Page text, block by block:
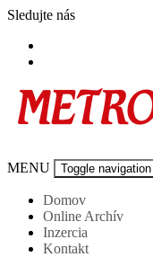
Skip
content
Sledujte nás
Metropola-
MENU Toggle navigation
Domov
Online Archív
Inzercia
Kontakt